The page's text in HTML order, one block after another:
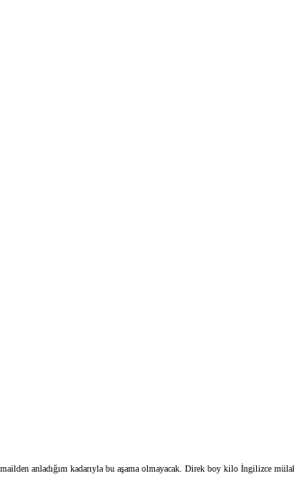
anladığım kadarıyla bu aşama olmayacak. Direk boy kilo İngilizce